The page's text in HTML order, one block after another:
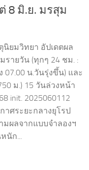
8 มิ.ย. มรสุม
นิยมวิทยา อัปเดตผล
ายวัน (ทุกๆ 24 ชม. :
07.00 น.วันรุ่งขึ้น) และ
ม.) 15 วันล่วงหน้า
init. 2025060112
ศระยะกลางยุโรป
ามผลจากแบบจำลองฯ
นัก...